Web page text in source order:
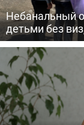
Небанальный
детьми без